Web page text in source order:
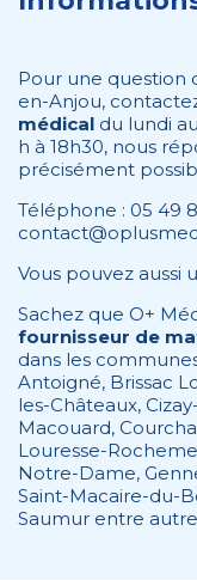
Pour une question
en-Anjou,
médical du lundi
h à 18h30, nous
précisément
Téléphone : 05 49
Vous pouvez aussi
Sachez que O+
fournisseur de
dans les
Antoigné, Brissac
les-Châteaux,
Macouard,
Louresse-
Notre-Dame,
Saint-Macaire-du-
Saumur entre